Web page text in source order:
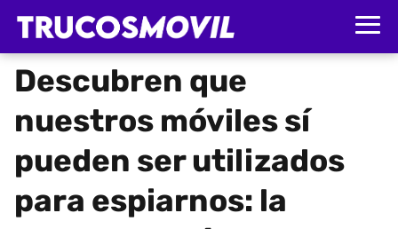
Descubren que
nuestros móviles sí
pueden ser utilizados
para espiarnos: la